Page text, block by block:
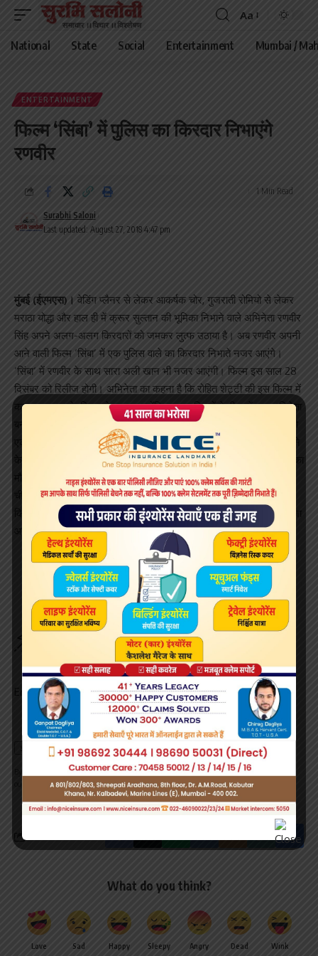
Font
Resizer
Aa
National State Social Entertainment Mumbai /
ENTERTAINMENT
फिल्म ‘सिंबा’ में पुलिस का किरदार निभाएंगे
रणवीर
Last updated: August 27, 2018 4:47 pm
Surabhi Saloni
1 Min Read
मुंबई (ईएमएस)। वेडिंग प्लैनर से लेकर आकर्षक चोर, गुजराती रोमियो से लेकर
मराठा योद्धा और हाल ही में क्रूर सुल्तान की भूमिका निभाने वाले अभिनेता रणवीर
सिंह अपने अलग-अलग किरदारों को जमकर लुत्फ उठाया है। अब रणवीर अपनी
आने वाली फिल्म ‘सिंबा’ में एक पुलिस वाले का किरदार निभाते नजर आएंगे।
‘सिंबा‘ में रणवीर के साथ सारा अली खान भी नजर आएंगी। फिल्म इस साल 28
दिसंबर को रिलीज होगी। अभिनेता का कहना है कि रोहित शेट्टी की इस फिल्म में
काम करना उनके लिए मजेदार रहा क्योंकि मसाला फिल्मों ने ही उन्हें एक अभिनेता
बनने के लिए प्रेरित किया था। रणवीर सिंह ने कहा, ‘सिंबा’ एक ऐसी फिल्म है जो
एक बच्चे के तौर पर मुझे पसंद आती थी। मसाला फिल्मों ने ही मुझे अभिनेता बनने
के लिए प्रेरित किया। मसाला फिल्मों के किंग रोहित शेट्टी के साथ काम करने का
मौका मिलना ही बहुत बड़ी बात है। मुझे यह काफी चुनौतीपूर्ण लगा। आपको कई
चीजें एक साथ करनी पड़ती हैं जैसे कॉमेडी, एक्शन, ड्रामा।’’ अभिनेता ने कहा
कि इस फिल्म में कई चीजों का मेल है ‘‘और इसकी शूटिंग करते हुए मुझे बहुत मजा
आया।’’
Sign Up For Daily Newsletter
Be keep up! Get the latest breaking news delivered
straight to your inbox.
Email address:
By signing up, you agree to ourTerms of Useand acknowledge the data practices in
Privacy Policy. You may unsubscribe at any time.
What do you think?
Love Sad Happy Sleepy Angry Dead Wink